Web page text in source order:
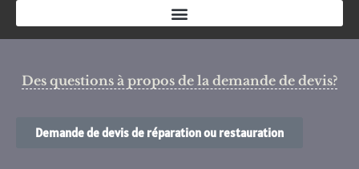
Des questions à propos de la demande de devis?
Demande de devis de réparation ou restauration